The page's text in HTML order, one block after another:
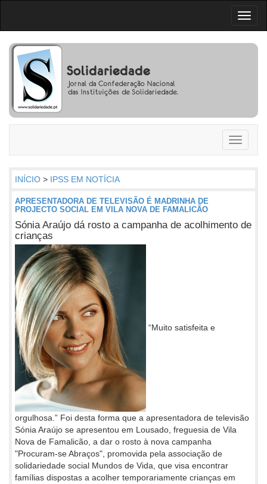
Toggle
INÍCIO > IPSS EM NOTÍCIA
APRESENTADORA DE TELEVISÃO É MADRINHA DE
PROJECTO SOCIAL EM VILA NOVA DE FAMALICÃO
Sónia Araújo dá rosto a campanha de acolhimento de
crianças
“Muito satisfeita e
orgulhosa.” Foi desta forma que a apresentadora de televisão
Sónia Araújo se apresentou em Lousado, freguesia de Vila
Nova de Famalicão, a dar o rosto à nova campanha
"Procuram-se Abraços", promovida pela associação de
solidariedade social Mundos de Vida, que visa encontrar
famílias dispostas a acolher temporariamente crianças em